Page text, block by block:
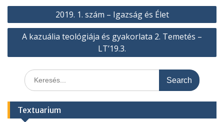
Bejegyzés
navigáció
2019. 1. szám – Igazság és Élet
A kazuália teológiája és gyakorlata 2. Temetés –
LT’19.3.
Search
for:
Textuarium